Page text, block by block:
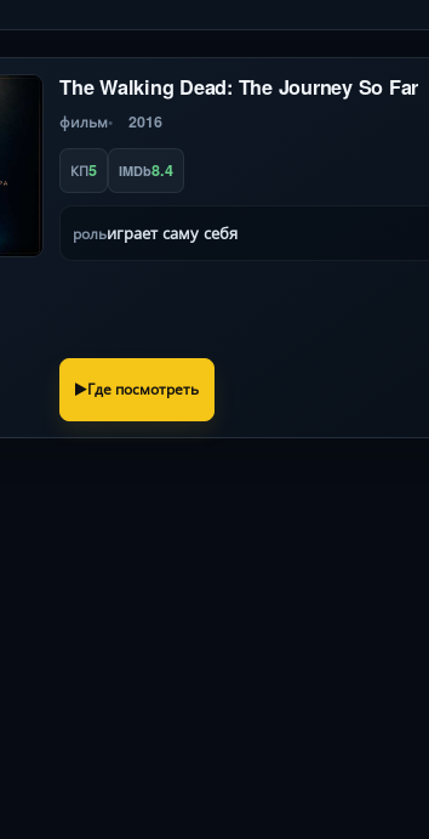
The Walking Dead: The Journey So Far
фильм 2016
КП5 IMDb8.4
рольиграет саму себя
Где посмотреть